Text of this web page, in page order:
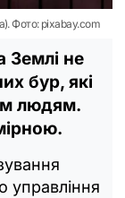
Фото: pixabay.com
Землі не
бур, які
людям.
управління